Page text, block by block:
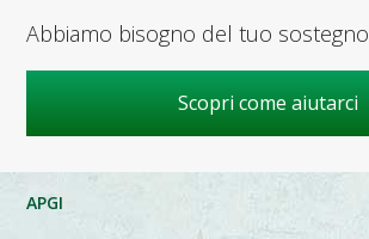
Abbiamo bisogno del tuo sostegno
Scopri come aiutarci
APGI